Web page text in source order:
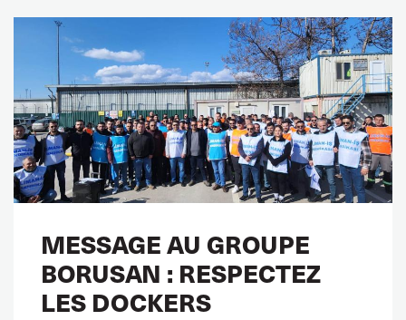
MESSAGE AU GROUPE
BORUSAN : RESPECTEZ
LES DOCKERS